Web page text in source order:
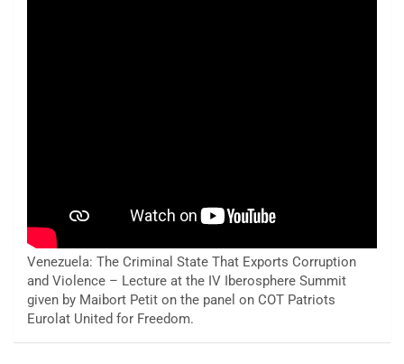
Venezuela: The Criminal State That Exports Corruption
and Violence – Lecture at the IV Iberosphere Summit
given by Maibort Petit on the panel on COT Patriots
Eurolat United for Freedom.